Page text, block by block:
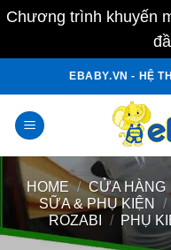
Chương trình khuyến
content
EBABY.VN - HỆ
HOME / CỬA HÀNG
SỮA & PHỤ KIỆN
/
ROZABI
/ PHỤ